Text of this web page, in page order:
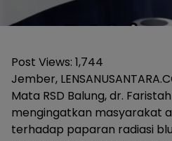
Post Views: 1,744
Jember,
Mata RSD Balung, dr.
mengingatkan masyarakat
terhadap paparan radiasi